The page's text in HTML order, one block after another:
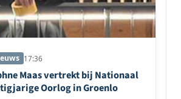
17:36
Maas vertrekt bij Nationaal
Oorlog in Groenlo